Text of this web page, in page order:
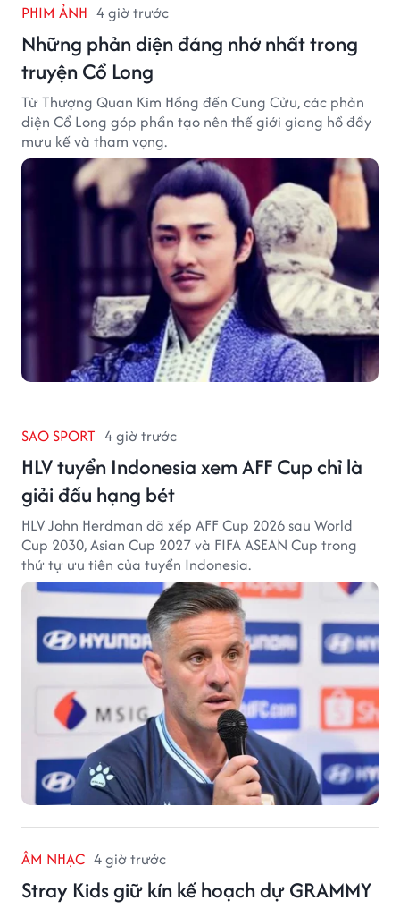
PHIM ẢNH 4 giờ trước
Những phản diện đáng nhớ nhất trong
truyện Cổ Long
Từ Thượng Quan Kim Hồng đến Cung Cửu, các phản
diện Cổ Long góp phần tạo nên thế giới giang hồ đầy
mưu kế và tham vọng.
SAO SPORT 4 giờ trước
HLV tuyển Indonesia xem AFF Cup chỉ là
giải đấu hạng bét
HLV John Herdman đã xếp AFF Cup 2026 sau World
Cup 2030, Asian Cup 2027 và FIFA ASEAN Cup trong
thứ tự ưu tiên của tuyển Indonesia.
ÂM NHẠC 4 giờ trước
Stray Kids giữ kín kế hoạch dự GRAMMY